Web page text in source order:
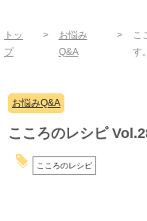
トッ
プ
>
お悩み
Q&A
>
こ
す。
お悩みQ&A
こころのレシピ
こころのレシピ